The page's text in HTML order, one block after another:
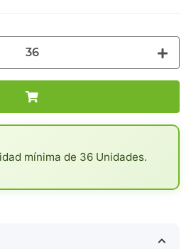
mínima de 36 Unidades.